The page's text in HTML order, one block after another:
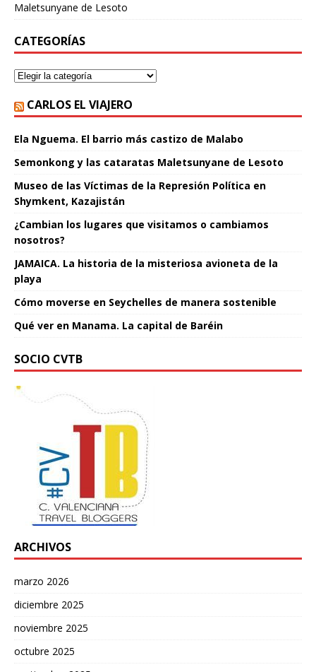
Maletsunyane de Lesoto
CATEGORÍAS
CARLOS EL VIAJERO
Ela Nguema. El barrio más castizo de Malabo
Semonkong y las cataratas Maletsunyane de Lesoto
Museo de las Víctimas de la Represión Política en
Shymkent, Kazajistán
¿Cambian los lugares que visitamos o cambiamos
nosotros?
JAMAICA. La historia de la misteriosa avioneta de la
playa
Cómo moverse en Seychelles de manera sostenible
Qué ver en Manama. La capital de Baréin
SOCIO CVTB
ARCHIVOS
marzo 2026
diciembre 2025
noviembre 2025
octubre 2025